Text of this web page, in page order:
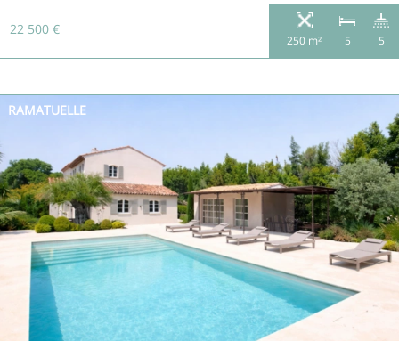
22 500 €
250 m² 5 5
RAMATUELLE